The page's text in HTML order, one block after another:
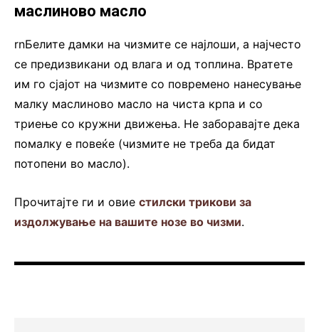
маслиново масло
rnБелите дамки на чизмите се најлоши, а најчесто
се предизвикани од влага и од топлина. Вратете
им го сјајот на чизмите со повремено нанесување
малку маслиново масло на чиста крпа и со
триење со кружни движења. Не заборавајте дека
помалку е повеќе (чизмите не треба да бидат
потопени во масло).
Прочитајте ги и овие стилски трикови за
издолжување на вашите нозе во чизми.